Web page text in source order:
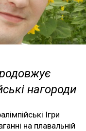
нагороди
Ігри
на плавальній